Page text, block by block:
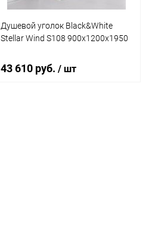
Душевой уголок Black&White
Stellar Wind S108 900х1200х1950
43 610 руб./ шт